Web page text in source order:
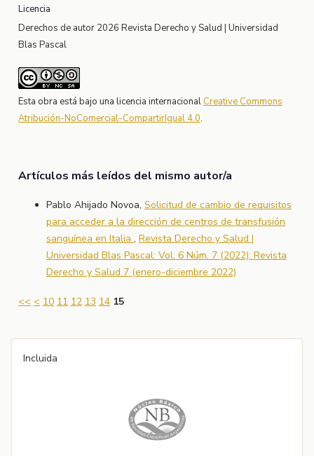
Licencia
Derechos de autor 2026 Revista Derecho y Salud | Universidad
Blas Pascal
Esta obra está bajo una licencia internacional Creative Commons
Atribución-NoComercial-CompartirIgual 4.0.
Artículos más leídos del mismo autor/a
Pablo Ahijado Novoa, Solicitud de cambio de requisitos
para acceder a la dirección de centros de transfusión
sanguínea en Italia , Revista Derecho y Salud |
Universidad Blas Pascal: Vol. 6 Núm. 7 (2022): Revista
Derecho y Salud 7 (enero-diciembre 2022)
<< < 10 11 12 13 14 15
Incluida